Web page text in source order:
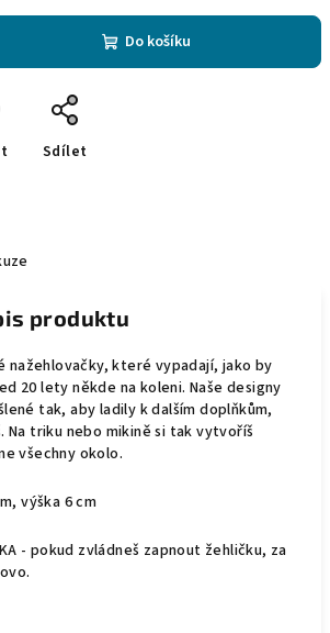
Do košíku
Sdílet
produktu
nažehlovačky, které vypadají, jako by
20 lety někde na koleni. Naše designy
tak, aby ladily k dalším doplňkům,
Na triku nebo mikině si tak vytvoříš
všechny okolo.
výška 6 cm
- pokud zvládneš zapnout žehličku, za